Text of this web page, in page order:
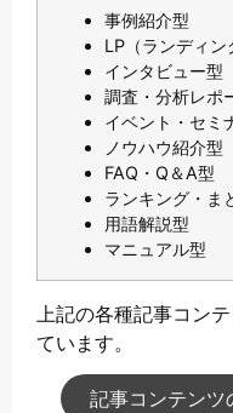
事例紹介型
LP（ランディン
インタビュー型
調査・分析レポ
イベント・セミ
ノウハウ紹介型
FAQ・Q＆A型
ランキング・ま
用語解説型
マニュアル型
上記の各種記事コン
ています。
記事コンテン